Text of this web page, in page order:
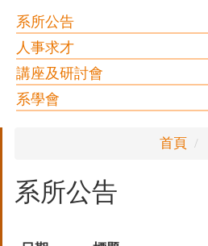
系所公告
人事求才
講座及研討會
系學會
首頁
系所公告